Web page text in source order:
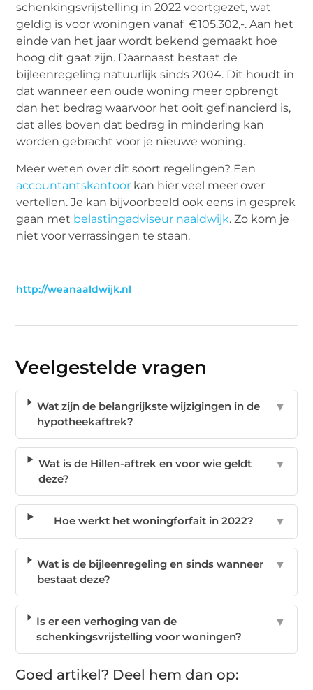
schenkingsvrijstelling in 2022 voortgezet, wat
geldig is voor woningen vanaf €105.302,-. Aan het
einde van het jaar wordt bekend gemaakt hoe
hoog dit gaat zijn. Daarnaast bestaat de
bijleenregeling natuurlijk sinds 2004. Dit houdt in
dat wanneer een oude woning meer opbrengt
dan het bedrag waarvoor het ooit gefinancierd is,
dat alles boven dat bedrag in mindering kan
worden gebracht voor je nieuwe woning.
Meer weten over dit soort regelingen? Een
accountantskantoor kan hier veel meer over
vertellen. Je kan bijvoorbeeld ook eens in gesprek
gaan met belastingadviseur naaldwijk. Zo kom je
niet voor verrassingen te staan.
http://weanaaldwijk.nl
Veelgestelde vragen
Wat zijn de belangrijkste wijzigingen in de
hypotheekaftrek?
▼
Wat is de Hillen-aftrek en voor wie geldt
deze?
▼
Hoe werkt het woningforfait in 2022? ▼
Wat is de bijleenregeling en sinds wanneer
bestaat deze?
▼
Is er een verhoging van de
schenkingsvrijstelling voor woningen?
▼
Goed artikel? Deel hem dan op: